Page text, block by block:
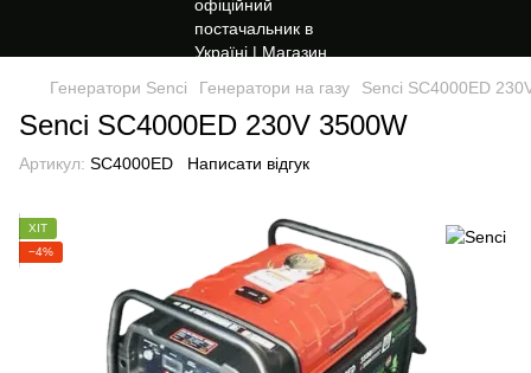
Генератори Senci Генератори на газу Senci SC4000ED
Senci SC4000ED 230V 3500W
Артикул: SC4000ED Написати відгук
ХІТ
−4%